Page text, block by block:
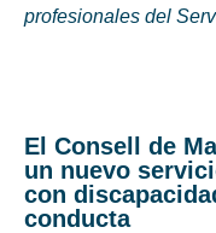
profesionales del
El Consell de
un nuevo
con
conducta